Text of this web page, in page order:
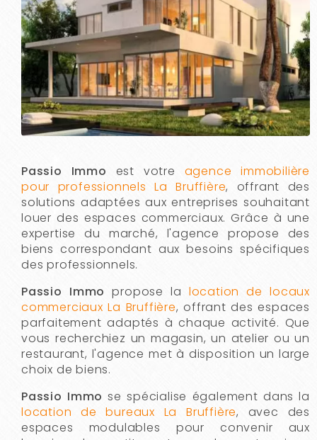
Passio Immo est votre agence immobilière
pour professionnels La Bruffière, offrant des
solutions adaptées aux entreprises souhaitant
louer des espaces commerciaux. Grâce à une
expertise du marché, l'agence propose des
biens correspondant aux besoins spécifiques
des professionnels.
Passio Immo propose la location de locaux
commerciaux La Bruffière, offrant des espaces
parfaitement adaptés à chaque activité. Que
vous recherchiez un magasin, un atelier ou un
restaurant, l'agence met à disposition un large
choix de biens.
Passio Immo se spécialise également dans la
location de bureaux La Bruffière, avec des
espaces modulables pour convenir aux